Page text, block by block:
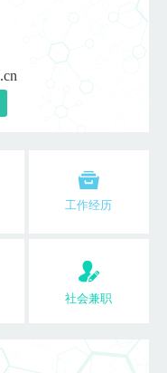
工作经历
社会兼职